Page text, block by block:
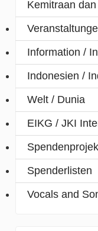
Kemitraan
Information /
Indonesien /
Welt / Dunia
EIKG / JKI
Spenderlisten
Vocals and